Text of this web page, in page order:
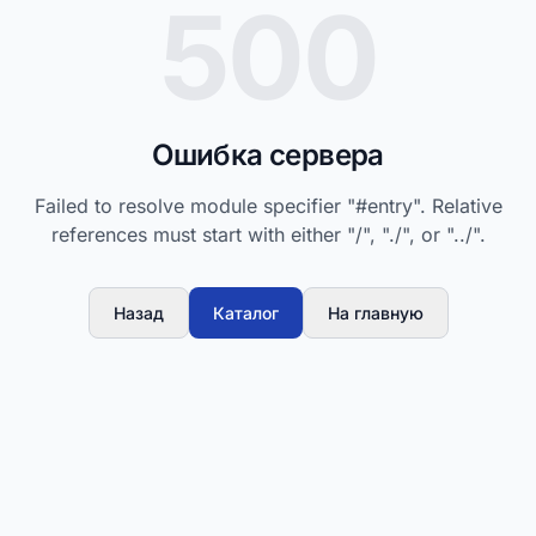
Ошибка сервера
Failed to resolve module specifier "#entry". Relative
references must start with either "/", "./", or "../".
Назад Каталог На главную